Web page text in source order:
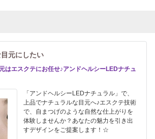
元にしたい
はエスクテにお任せ♪アンドヘルシーLEDナチュ
「アンドヘルシーLEDナチュラル」で、
上品でナチュラルな目元へ♪エスクテ技術
で、自まつげのような自然な仕上がりを
体験しませんか？あなたの魅力を引き出
すデザインをご提案します！☆